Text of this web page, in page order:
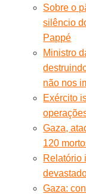
Sobre o
silêncio
Pappé
Ministro
não nos
Exército
Gaza,
120
Relatório
Gaza: